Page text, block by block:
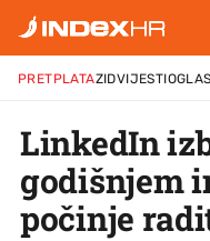
PRETPLATAZIDVIJESTI
LinkedIn
godišnjem
počinje